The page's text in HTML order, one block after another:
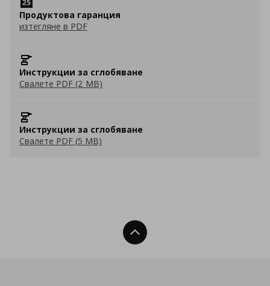
Продуктова гаранция
изтегляне в PDF
Инструкции за сглобяване
Свалете PDF (2 MB)
Инструкции за сглобяване
Свалете PDF (5 MB)
Нагоре